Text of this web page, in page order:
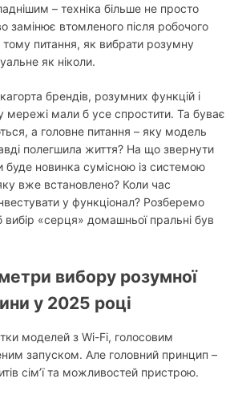
– техніка більше не просто
замінює втомленого після робочого
питання, як вибрати розумну
як ніколи.
брендів, розумних функцій і
у мережі мали б усе спростити. Та буває
а головне питання – яку модель
полегшила життя? На що звернути
буде новинка сумісною із системою
вже встановлено? Коли час
у функціонал? Розберемо
вибір «серця» домашньої пральні був
вибору розумної
у 2025 році
моделей з Wi-Fi, голосовим
запуском. Але головний принцип –
сім’ї та можливостей пристрою.